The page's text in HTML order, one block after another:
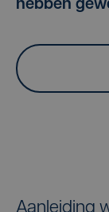
hebben
Aanleiding